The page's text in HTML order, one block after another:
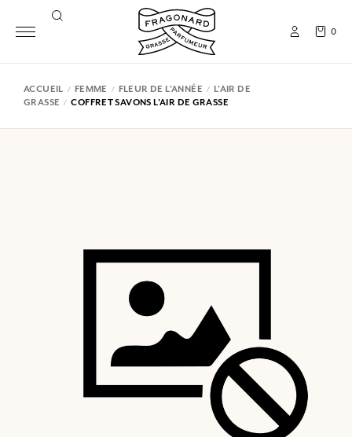
0
ACCUEIL FEMME FLEUR DE L'ANNÉE
L'AIR DE
GRASSE
COFFRET SAVONS L'AIR DE GRASSE